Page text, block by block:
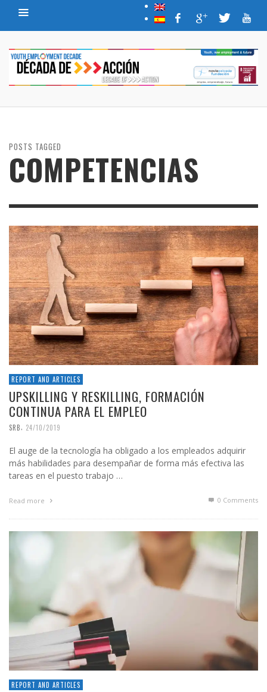
POSTS TAGGED
COMPETENCIAS
REPORT AND ARTICLES
UPSKILLING Y RESKILLING, FORMACIÓN
CONTINUA PARA EL EMPLEO
SRB, 24/10/2019
El auge de la tecnología ha obligado a los empleados adquirir
más habilidades para desempañar de forma más efectiva las
tareas en el puesto trabajo …
Read more 0 Comments
REPORT AND ARTICLES